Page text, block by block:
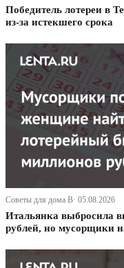
Победитель лотереи в
из-за истекшего срока
Советы для дома В· 05.08.2026
Итальянка выбросила
рублей, но мусорщики